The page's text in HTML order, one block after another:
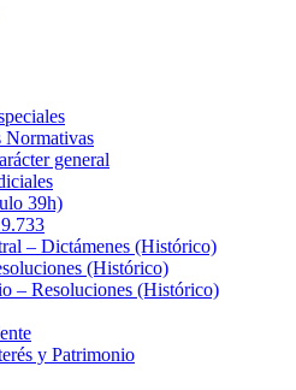
Normativas
general
39h)
– Dictámenes (Histórico)
(Histórico)
– Resoluciones (Histórico)
y Patrimonio